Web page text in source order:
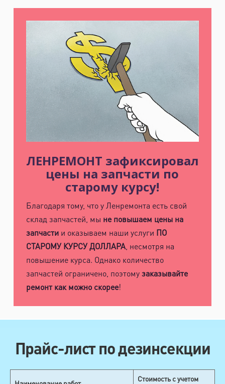
ЛЕНРЕМОНТ зафиксировал
цены на запчасти по
старому курсу!
Благодаря тому, что у Ленремонта есть свой
склад запчастей, мы не повышаем цены на
запчастии оказываем наши услуги ПО
СТАРОМУ КУРСУ ДОЛЛАРА, несмотря на
повышение курса. Однако количество
запчастей ограничено, поэтомузаказывайте
ремонт как можно скорее!
Прайс-лист по дезинсекции
Стоимость с учетом